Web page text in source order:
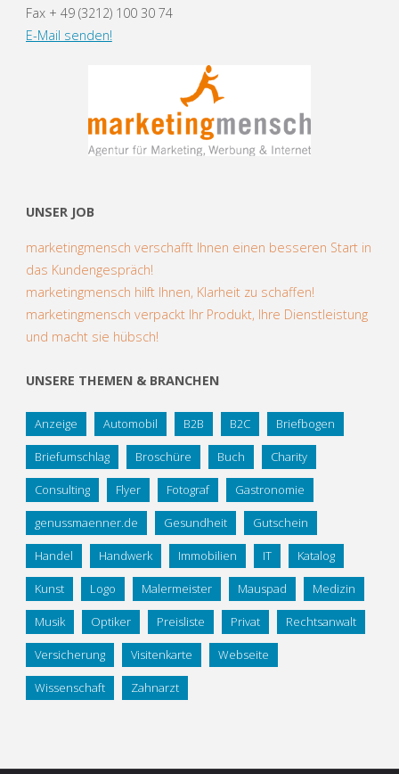
Fax + 49 (3212) 100 30 74
E-Mail senden!
UNSER JOB
marketingmensch verschafft Ihnen einen besseren Start in
das Kundengespräch!
marketingmensch hilft Ihnen, Klarheit zu schaffen!
marketingmensch verpackt Ihr Produkt, Ihre Dienstleistung
und macht sie hübsch!
UNSERE THEMEN & BRANCHEN
Anzeige Automobil B2B B2C Briefbogen
Briefumschlag Broschüre Buch Charity
Consulting Flyer Fotograf Gastronomie
genussmaenner.de Gesundheit Gutschein
Handel Handwerk Immobilien IT Katalog
Kunst Logo Malermeister Mauspad Medizin
Musik Optiker Preisliste Privat Rechtsanwalt
Versicherung Visitenkarte Webseite
Wissenschaft Zahnarzt